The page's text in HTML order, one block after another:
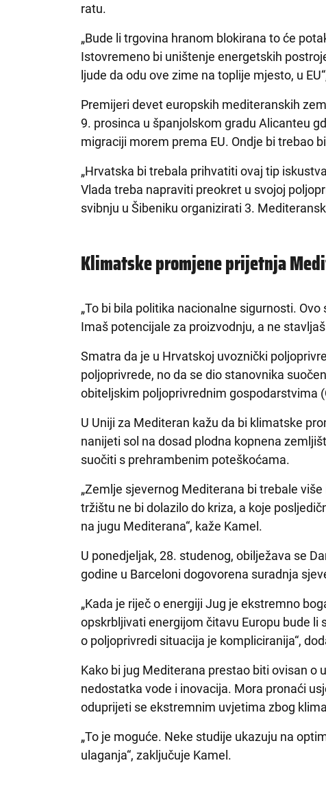
ratu.
„Bude li trgovina hranom blokirana to će
Istovremeno bi uništenje energetskih
ljude da odu ove zime na toplije mjesto, u
Premijeri devet europskih mediteranskih
9. prosinca u španjolskom gradu Alicanteu
migraciji morem prema EU. Ondje bi trebao
„Hrvatska bi trebala prihvatiti ovaj tip
Vlada treba napraviti preokret u svojoj
svibnju u Šibeniku organizirati 3.
Klimatske promjene prijetnja
„To bi bila politika nacionalne sigurnosti.
Imaš potencijale za proizvodnju, a ne
Smatra da je u Hrvatskoj uvoznički
poljoprivrede, no da se dio stanovnika
obiteljskim poljoprivrednim gospodarstvima
U Uniji za Mediteran kažu da bi klimatske
nanijeti sol na dosad plodna kopnena
suočiti s prehrambenim poteškoćama.
„Zemlje sjevernog Mediterana bi trebale
tržištu ne bi dolazilo do kriza, a koje
na jugu Mediterana“, kaže Kamel.
U ponedjeljak, 28. studenog, obilježava se
godine u Barceloni dogovorena suradnja
„Kada je riječ o energiji Jug je ekstremno
opskrbljivati energijom čitavu Europu bude li
o poljoprivredi situacija je kompliciranija“,
Kako bi jug Mediterana prestao biti ovisan o
nedostatka vode i inovacija. Mora pronaći
oduprijeti se ekstremnim uvjetima zbog
„To je moguće. Neke studije ukazuju na
ulaganja“, zaključuje Kamel.